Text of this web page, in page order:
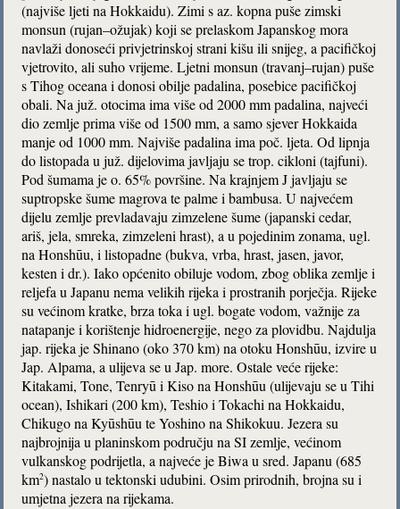
(najviše ljeti na Hokkaidu). Zimi s az. kopna puše zimski
monsun (rujan–ožujak) koji se prelaskom Japanskog mora
navlaži donoseći privjetrinskoj strani kišu ili snijeg, a pacifičkoj
vjetrovito, ali suho vrijeme. Ljetni monsun (travanj–rujan) puše
s Tihog oceana i donosi obilje padalina, posebice pacifičkoj
obali. Na juž. otocima ima više od 2000 mm padalina, najveći
dio zemlje prima više od 1500 mm, a samo sjever Hokkaida
manje od 1000 mm. Najviše padalina ima poč. ljeta. Od lipnja
do listopada u juž. dijelovima javljaju se trop. cikloni (tajfuni).
Pod šumama je o. 65% površine. Na krajnjem J javljaju se
suptropske šume magrova te palme i bambusa. U najvećem
dijelu zemlje prevladavaju zimzelene šume (japanski cedar,
ariš, jela, smreka, zimzeleni hrast), a u pojedinim zonama, ugl.
na Honshūu, i listopadne (bukva, vrba, hrast, jasen, javor,
kesten i dr.). Iako općenito obiluje vodom, zbog oblika zemlje i
reljefa u Japanu nema velikih rijeka i prostranih porječja. Rijeke
su većinom kratke, brza toka i ugl. bogate vodom, važnije za
natapanje i korištenje hidroenergije, nego za plovidbu. Najdulja
jap. rijeka je Shinano (oko 370 km) na otoku Honshūu, izvire u
Jap. Alpama, a ulijeva se u Jap. more. Ostale veće rijeke:
Kitakami, Tone, Tenryū i Kiso na Honshūu (ulijevaju se u Tihi
ocean), Ishikari (200 km), Teshio i Tokachi na Hokkaidu,
Chikugo na Kyūshūu te Yoshino na Shikokuu. Jezera su
najbrojnija u planinskom području na SI zemlje, većinom
vulkanskog podrijetla, a najveće je Biwa u sred. Japanu (685
km2) nastalo u tektonski udubini. Osim prirodnih, brojna su i
umjetna jezera na rijekama.